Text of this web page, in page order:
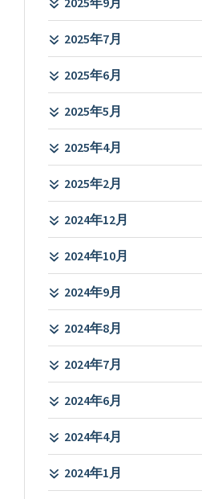
2025年7月
2025年6月
2025年5月
2025年4月
2025年2月
2024年12月
2024年10月
2024年9月
2024年8月
2024年7月
2024年6月
2024年4月
2024年1月